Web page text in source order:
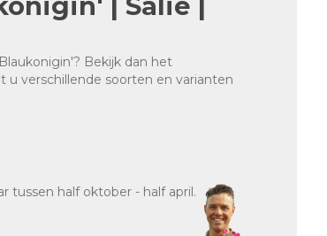
Bekijk dan het
u verschillende soorten en varianten
tussen half oktober - half april.